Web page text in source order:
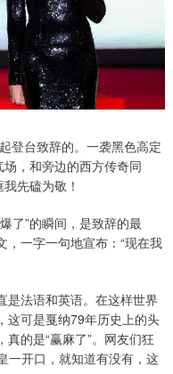
登台致辞的。一袭黑色高定
，和旁边的西方传奇同
先磕为敬！
了”的瞬间，是致辞的最
，一字一句地宣布：“现在我
是法语和英语。在这样世界
这可是戛纳79年历史上的头
的是“赢麻了”。网友们狂
一开口，就知道有没有，这